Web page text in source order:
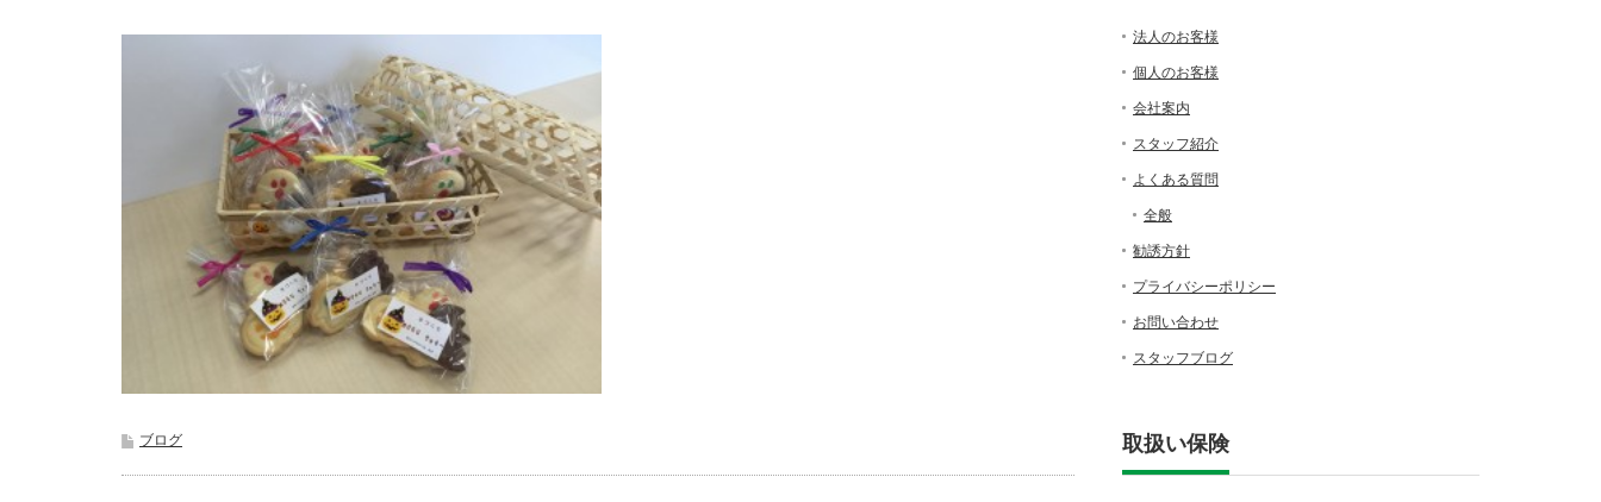
ブログ
法人のお客様
個人のお客様
会社案内
スタッフ紹介
よくある質問
全般
勧誘方針
プライバシーポリシー
お問い合わせ
スタッフブログ
取扱い保険